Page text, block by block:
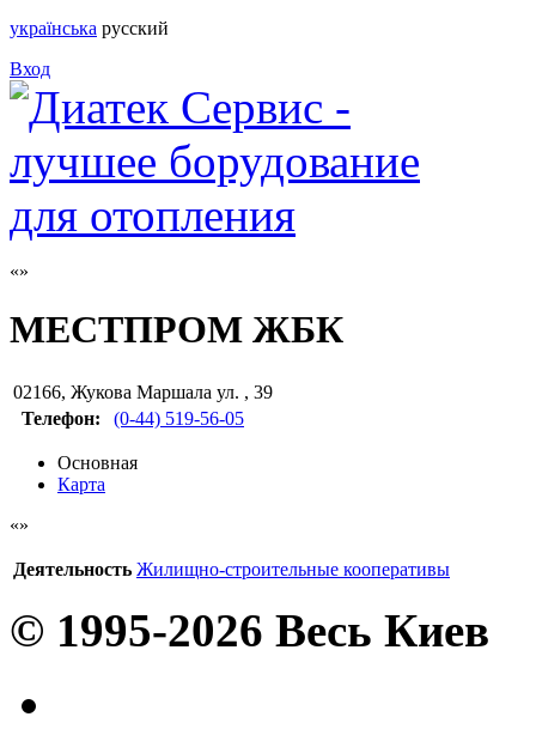
українська русский
Вход
МЕСТПРОМ ЖБК
02166, Жукова Маршала ул. , 39
Телефон:
(0-44) 519-56-05
Основная
Карта
Деятельность Жилищно-строительные кооперативы
© 1995-2026 Весь Киев